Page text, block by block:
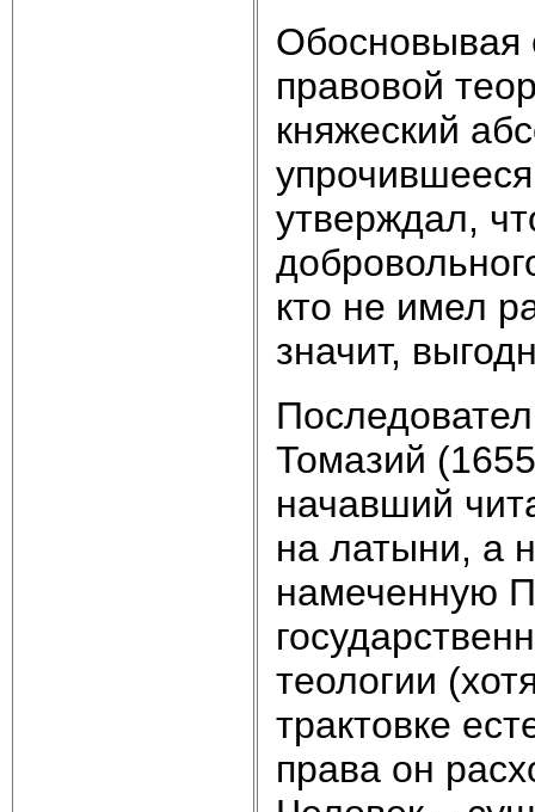
Обосновывая
правовой
княжеский
утверждал,
кто не имел
значит,
Томазий
начавший
на латыни, а
намеченную
теологии
трактовке
права он